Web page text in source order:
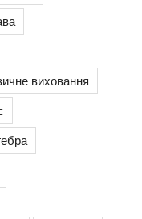
виховання